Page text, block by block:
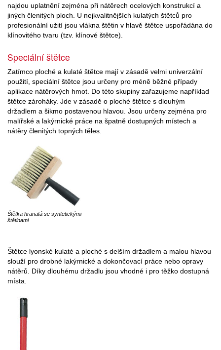
najdou uplatnění zejména při nátěrech ocelových konstrukcí a
jiných členitých ploch. U nejkvalitnějších kulatých štětců pro
profesionální užití jsou vlákna štětin v hlavě štětce uspořádána do
klínovitého tvaru (tzv. klínové štětce).
Speciální štětce
Zatímco ploché a kulaté štětce mají v zásadě velmi univerzální
použití, speciální štětce jsou určeny pro méně běžné případy
aplikace nátěrových hmot. Do této skupiny zařazujeme například
štětce zároháky. Jde v zásadě o ploché štětce s dlouhým
držadlem a šikmo postavenou hlavou. Jsou určeny zejména pro
malířské a lakýrnické práce na špatně dostupných místech a
nátěry členitých topných těles.
Štětka hranatá se syntetickými
štětinami
Štětce lyonské kulaté a ploché s delším držadlem a malou hlavou
slouží pro drobné lakýrnické a dokončovací práce nebo opravy
nátěrů. Díky dlouhému držadlu jsou vhodné i pro těžko dostupná
místa.